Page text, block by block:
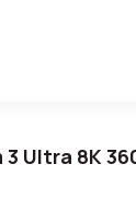
Ultra 8K